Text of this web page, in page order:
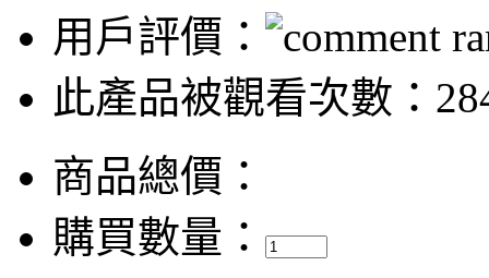
用戶評價：
此產品被觀看次數：
商品總價：
購買數量：